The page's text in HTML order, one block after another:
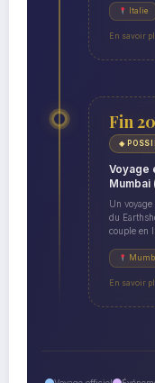
Italie
En savoir
Fin
◈
Voyage
Un
du
couple en
En savoir